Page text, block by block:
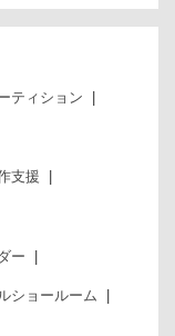
ティション
支援
ー
ショールーム